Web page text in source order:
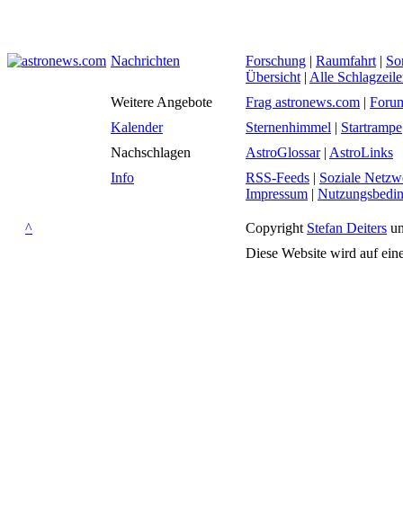
Nachrichten Forschung | Raumfahrt |
Übersicht | Alle
Weitere Angebote
Frag astronews.com |
Kalender
Sternenhimmel | Startrampe
Nachschlagen
AstroGlossar| AstroLinks
Info
RSS-Feeds | Soziale
Impressum |
^ Copyright Stefan Deiters
Diese Website wird auf